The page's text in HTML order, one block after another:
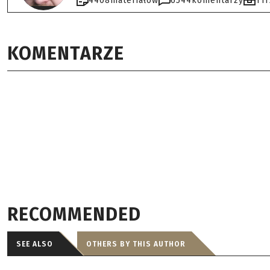
KOMENTARZE
RECOMMENDED
SEE ALSO OTHERS BY THIS AUTHOR